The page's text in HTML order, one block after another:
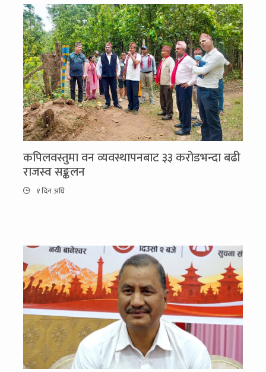
कपिलवस्तुमा वन व्यवस्थापनबाट ३३ करोडभन्दा बढी
राजस्व सङ्कलन
१ दिन अघि